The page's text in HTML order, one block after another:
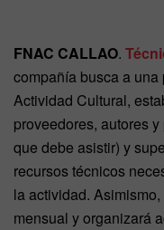
FNAC CALLAO.
compañía busca a
Actividad Cultural,
proveedores, autores
que debe asistir) y
recursos técnicos
la actividad.
mensual y organizará